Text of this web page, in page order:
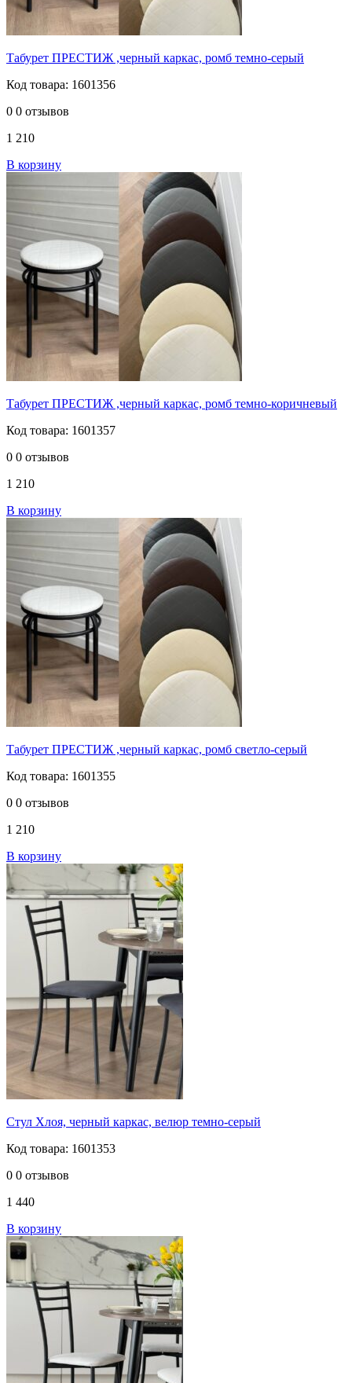
Табурет ПРЕСТИЖ ,черный каркас, ромб темно-серый
Код товара: 1601356
0 0 отзывов
1 210
В корзину
Табурет ПРЕСТИЖ ,черный каркас, ромб темно-коричневый
Код товара: 1601357
0 0 отзывов
1 210
В корзину
Табурет ПРЕСТИЖ ,черный каркас, ромб светло-серый
Код товара: 1601355
0 0 отзывов
1 210
В корзину
Стул Хлоя, черный каркас, велюр темно-серый
Код товара: 1601353
0 0 отзывов
1 440
В корзину